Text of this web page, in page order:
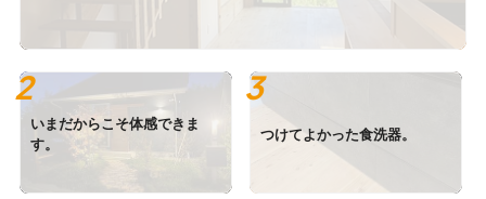
いまだからこそ体感できま
す。
つけてよかった食洗器。